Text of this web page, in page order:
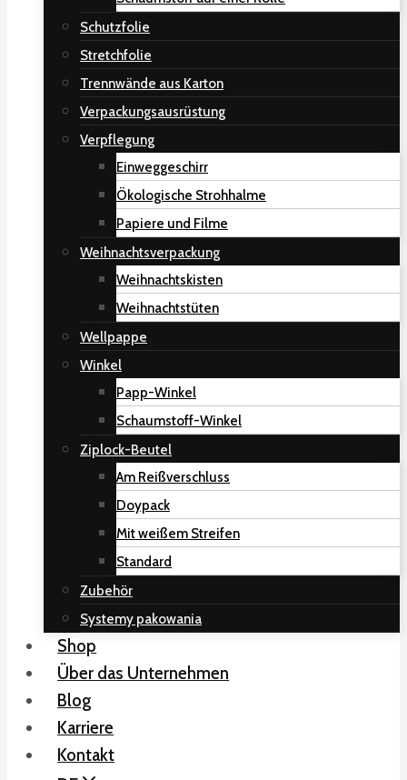
Schutzfolie
Stretchfolie
Trennwände aus Karton
Verpackungsausrüstung
Verpflegung
Einweggeschirr
Ökologische Strohhalme
Papiere und Filme
Weihnachtsverpackung
Weihnachtskisten
Weihnachtstüten
Wellpappe
Winkel
Papp-Winkel
Schaumstoff-Winkel
Ziplock-Beutel
Am Reißverschluss
Doypack
Mit weißem Streifen
Standard
Zubehör
Systemy pakowania
Shop
Über das Unternehmen
Blog
Karriere
Kontakt